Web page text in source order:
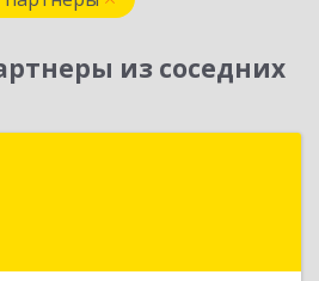
из соседних
г, Барыковский пер, дом №